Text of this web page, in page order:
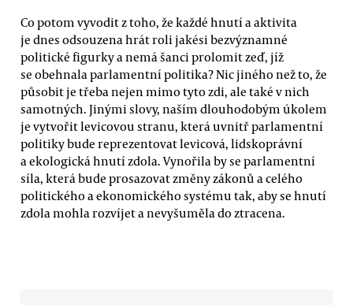
Co potom vyvodit z toho, že každé hnutí a aktivita
je dnes odsouzena hrát roli jakési bezvýznamné
politické figurky a nemá šanci prolomit zeď, jíž
se obehnala parlamentní politika? Nic jiného než to, že
působit je třeba nejen mimo tyto zdi, ale také v nich
samotných. Jinými slovy, naším dlouhodobým úkolem
je vytvořit levicovou stranu, která uvnitř parlamentní
politiky bude reprezentovat levicová, lidskoprávní
a ekologická hnutí zdola. Vynořila by se parlamentní
síla, která bude prosazovat změny zákonů a celého
politického a ekonomického systému tak, aby se hnutí
zdola mohla rozvíjet a nevyšuměla do ztracena.